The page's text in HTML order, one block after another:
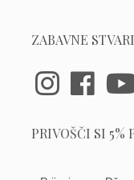
ZABAVNE STVARI
PRIVOŠČI SI 5%